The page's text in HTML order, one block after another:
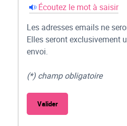
Écoutez le mot à saisir
Les adresses emails ne
Elles seront exclusivement
envoi.
(*) champ obligatoire